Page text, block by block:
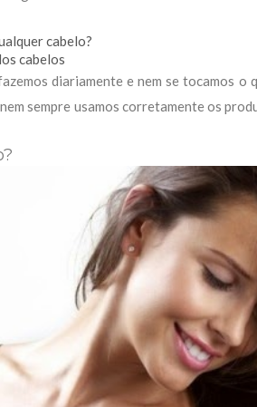
cabelo?
cabelos
diariamente e nem se tocamos
sempre usamos corretamente os